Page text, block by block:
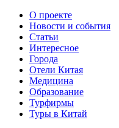
О проекте
Новости и события
Статьи
Интересное
Города
Отели Китая
Медицина
Образование
Турфирмы
Туры в Китай